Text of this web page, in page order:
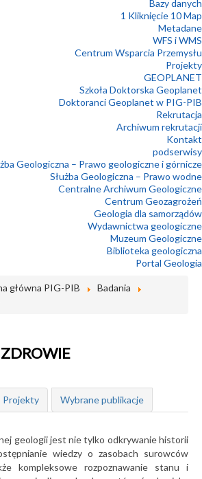
Bazy danych
1 Kliknięcie 10 Map
Metadane
WFS i WMS
Centrum Wsparcia Przemysłu
Projekty
GEOPLANET
Szkoła Doktorska Geoplanet
Doktoranci Geoplanet w PIG-PIB
Rekrutacja
Archiwum rekrutacji
Kontakt
podserwisy
Geologiczna – Prawo geologiczne i górnicze
Służba Geologiczna – Prawo wodne
Centralne Archiwum Geologiczne
Centrum Geozagrożeń
Geologia dla samorządów
Wydawnictwa geologiczne
Muzeum Geologiczne
Biblioteka geologiczna
Portal Geologia
główna PIG-PIB
Badania
Projekty Wybrane publikacje
geologii jest nie tylko odkrywanie historii
wiedzy o zasobach surowców
kompleksowe rozpoznawanie stanu i